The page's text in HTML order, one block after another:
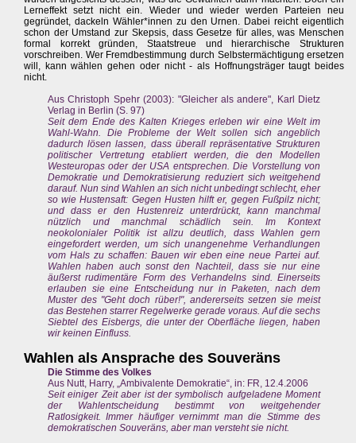
Lerneffekt setzt nicht ein. Wieder und wieder werden Parteien neu
gegründet, dackeln Wähler*innen zu den Urnen. Dabei reicht eigentlich
schon der Umstand zur Skepsis, dass Gesetze für alles, was Menschen
formal korrekt gründen, Staatstreue und hierarchische Strukturen
vorschreiben. Wer Fremdbestimmung durch Selbstermächtigung ersetzen
will, kann wählen gehen oder nicht - als Hoffnungsträger taugt beides
nicht.
Aus Christoph Spehr (2003): "Gleicher als andere", Karl Dietz
Verlag in Berlin (S. 97)
Seit dem Ende des Kalten Krieges erleben wir eine Welt im
Wahl-Wahn. Die Probleme der Welt sollen sich angeblich
dadurch lösen lassen, dass überall repräsentative Strukturen
politischer Vertretung etabliert werden, die den Modellen
Westeuropas oder der USA entsprechen. Die Vorstellung von
Demokratie und Demokratisierung reduziert sich weitgehend
darauf. Nun sind Wahlen an sich nicht unbedingt schlecht, eher
so wie Hustensaft: Gegen Husten hilft er, gegen Fußpilz nicht;
und dass er den Hustenreiz unterdrückt, kann manchmal
nützlich und manchmal schädlich sein. Im Kontext
neokolonialer Politik ist allzu deutlich, dass Wahlen gern
eingefordert werden, um sich unangenehme Verhandlungen
vom Hals zu schaffen: Bauen wir eben eine neue Partei auf.
Wahlen haben auch sonst den Nachteil, dass sie nur eine
äußerst rudimentäre Form des Verhandelns sind. Einerseits
erlauben sie eine Entscheidung nur in Paketen, nach dem
Muster des "Geht doch rüber!", andererseits setzen sie meist
das Bestehen starrer Regelwerke gerade voraus. Auf die sechs
Siebtel des Eisbergs, die unter der Oberfläche liegen, haben
wir keinen Einfluss.
Wahlen als Ansprache des Souveräns
Die Stimme des Volkes
Aus Nutt, Harry, „Ambivalente Demokratie“, in: FR, 12.4.2006
Seit einiger Zeit aber ist der symbolisch aufgeladene Moment
der Wahlentscheidung bestimmt von weitgehender
Ratlosigkeit. Immer häufiger vernimmt man die Stimme des
demokratischen Souveräns, aber man versteht sie nicht.